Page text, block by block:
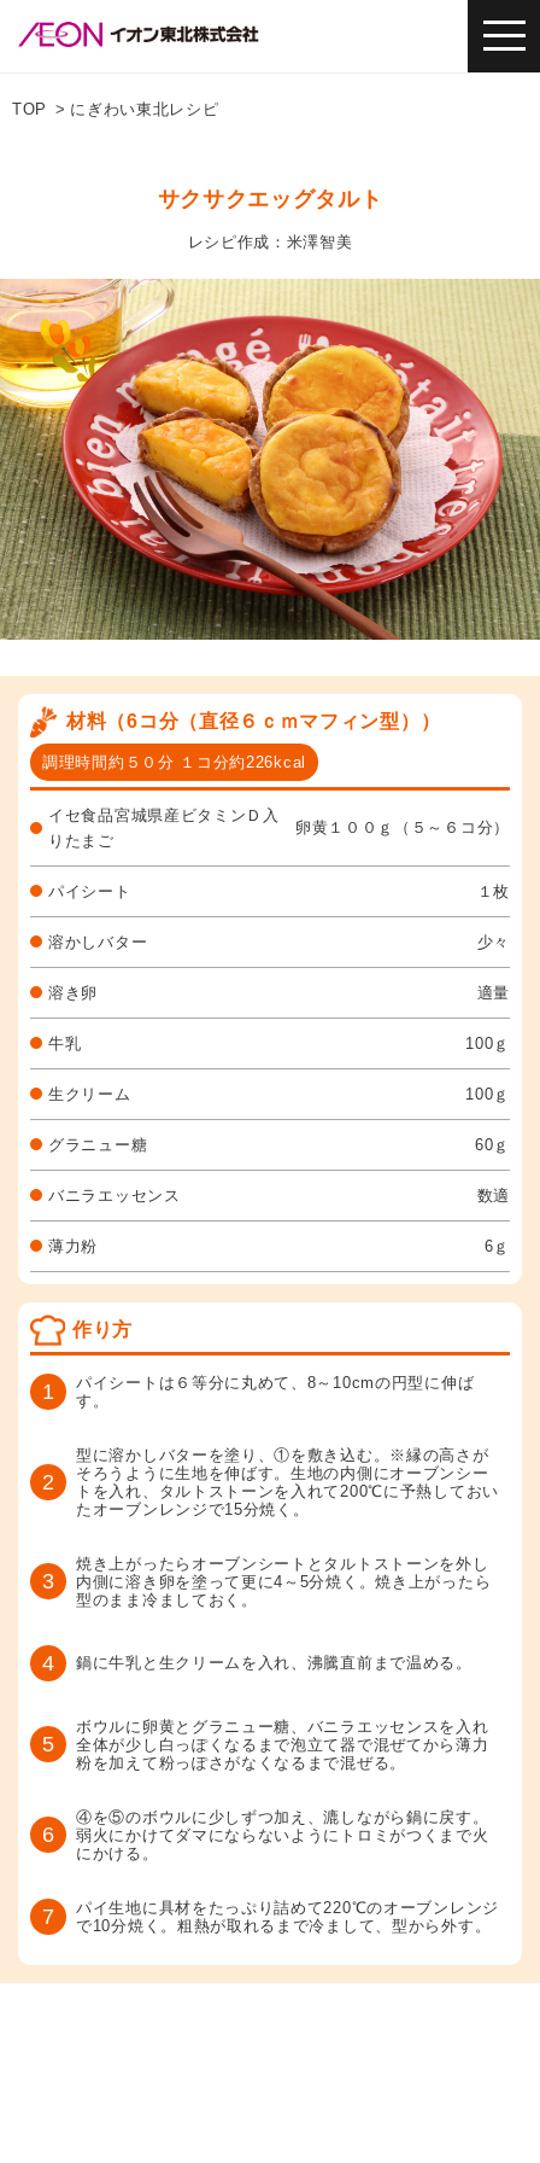
TOP にぎわい東北レシピ
サクサクエッグタルト
レシピ作成：米澤智美
材料（6コ分（直径６ｃｍマフィン型））
調理時間約５０分 １コ分約226kcal
イセ食品宮城県産ビタミンＤ入
りたまご
卵黄１００ｇ（５～６コ分）
パイシート １枚
溶かしバター 少々
溶き卵 適量
牛乳 100ｇ
生クリーム 100ｇ
グラニュー糖 60ｇ
バニラエッセンス 数適
薄力粉 6ｇ
作り方
1
パイシートは６等分に丸めて、8～10cmの円型に伸ば
す。
2
型に溶かしバターを塗り、①を敷き込む。※縁の高さが
そろうように生地を伸ばす。生地の内側にオーブンシー
トを入れ、タルトストーンを入れて200℃に予熱しておい
たオーブンレンジで15分焼く。
3
焼き上がったらオーブンシートとタルトストーンを外し
内側に溶き卵を塗って更に4～5分焼く。焼き上がったら
型のまま冷ましておく。
4 鍋に牛乳と生クリームを入れ、沸騰直前まで温める。
5
ボウルに卵黄とグラニュー糖、バニラエッセンスを入れ
全体が少し白っぽくなるまで泡立て器で混ぜてから薄力
粉を加えて粉っぽさがなくなるまで混ぜる。
6
④を⑤のボウルに少しずつ加え、漉しながら鍋に戻す。
弱火にかけてダマにならないようにトロミがつくまで火
にかける。
7
パイ生地に具材をたっぷり詰めて220℃のオーブンレンジ
で10分焼く。粗熱が取れるまで冷まして、型から外す。